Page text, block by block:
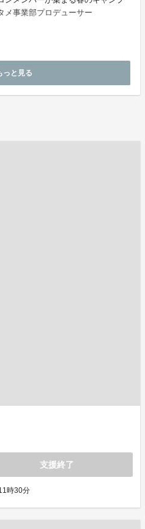
メ事業部プロデューサー
っと見る
支援終了
時30分